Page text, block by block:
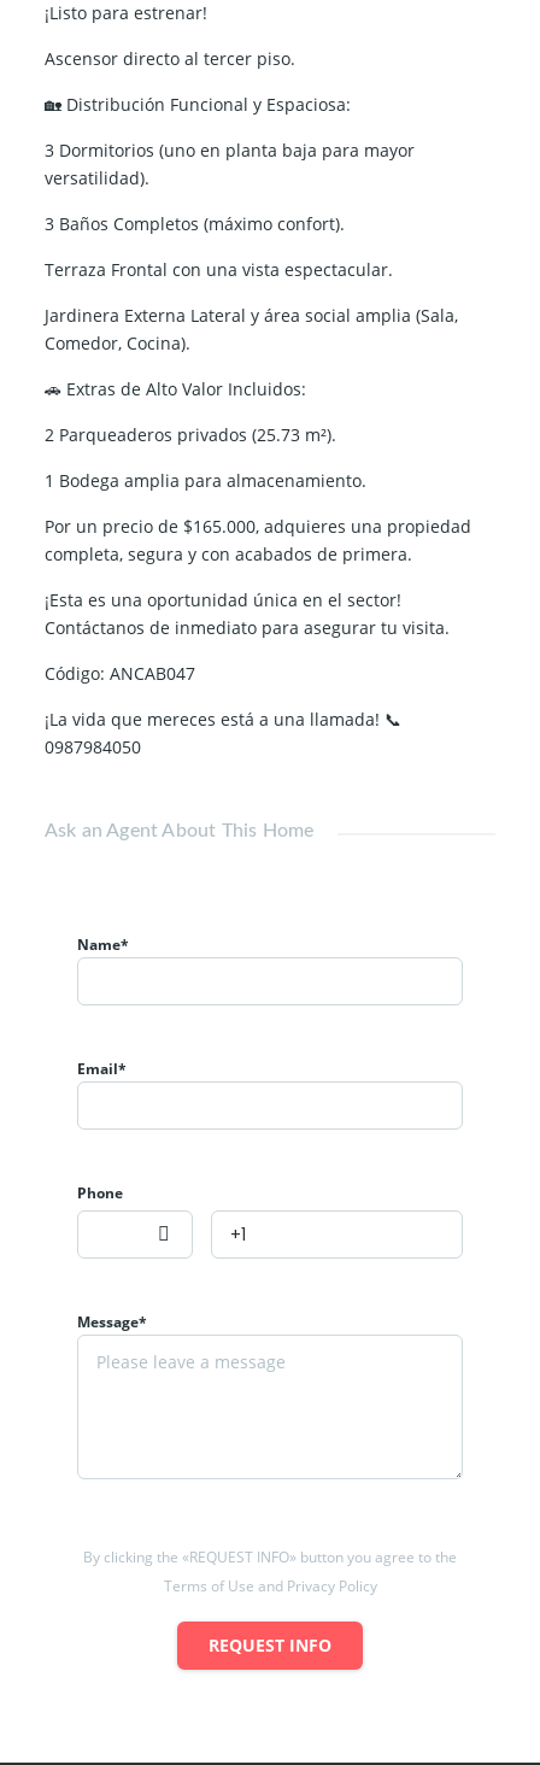
¡Listo para estrenar!
Ascensor directo al tercer piso.
🏡 Distribución Funcional y Espaciosa:
3 Dormitorios (uno en planta baja para mayor
versatilidad).
3 Baños Completos (máximo confort).
Terraza Frontal con una vista espectacular.
Jardinera Externa Lateral y área social amplia (Sala,
Comedor, Cocina).
🚗 Extras de Alto Valor Incluidos:
2 Parqueaderos privados (25.73 m²).
1 Bodega amplia para almacenamiento.
Por un precio de $165.000, adquieres una propiedad
completa, segura y con acabados de primera.
¡Esta es una oportunidad única en el sector!
Contáctanos de inmediato para asegurar tu visita.
Código: ANCAB047
¡La vida que mereces está a una llamada! 📞
0987984050
Ask an Agent About This Home
Name*
Email*
Phone
Message*
By clicking the «REQUEST INFO» button you agree to the
Terms of Use and Privacy Policy
REQUEST INFO